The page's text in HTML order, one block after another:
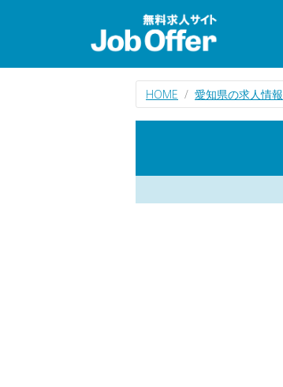
HOME 愛知県の求人情報